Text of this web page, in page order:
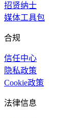
招贤纳士
媒体工具包
合规
信任中心
隐私政策
Cookie政策
法律信息